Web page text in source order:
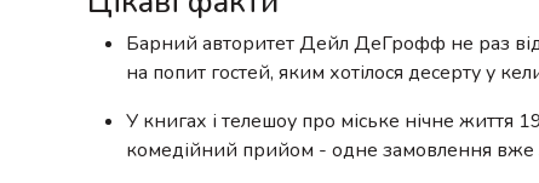
Барний авторитет Дейл ДеГрофф не раз
на попит гостей, яким хотілося десерту у
У книгах і телешоу про міське нічне життя
комедійний прийом - одне замовлення вже